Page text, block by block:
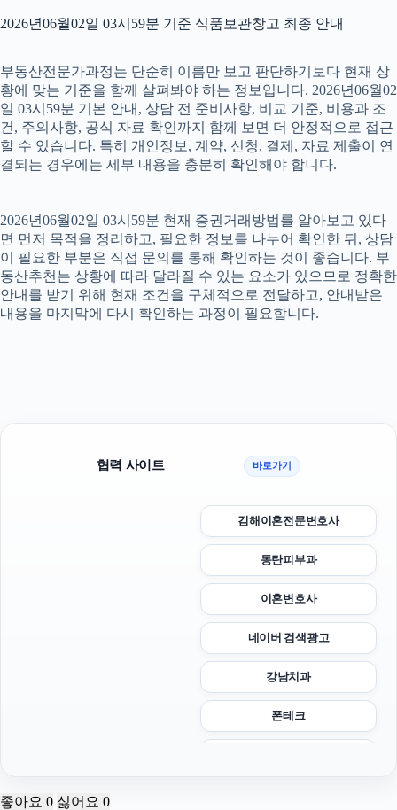
2026년06월02일 03시59분 기준 식품보관창고 최종 안내
부동산전문가과정는 단순히 이름만 보고 판단하기보다 현재 상
황에 맞는 기준을 함께 살펴봐야 하는 정보입니다. 2026년06월02
일 03시59분 기본 안내, 상담 전 준비사항, 비교 기준, 비용과 조
건, 주의사항, 공식 자료 확인까지 함께 보면 더 안정적으로 접근
할 수 있습니다. 특히 개인정보, 계약, 신청, 결제, 자료 제출이 연
결되는 경우에는 세부 내용을 충분히 확인해야 합니다.
2026년06월02일 03시59분 현재 증권거래방법를 알아보고 있다
면 먼저 목적을 정리하고, 필요한 정보를 나누어 확인한 뒤, 상담
이 필요한 부분은 직접 문의를 통해 확인하는 것이 좋습니다. 부
동산추천는 상황에 따라 달라질 수 있는 요소가 있으므로 정확한
안내를 받기 위해 현재 조건을 구체적으로 전달하고, 안내받은
내용을 마지막에 다시 확인하는 과정이 필요합니다.
협력 사이트 바로가기
김해이혼전문변호사
동탄피부과
이혼변호사
네이버 검색광고
강남치과
폰테크
좋아요 0 싫어요 0